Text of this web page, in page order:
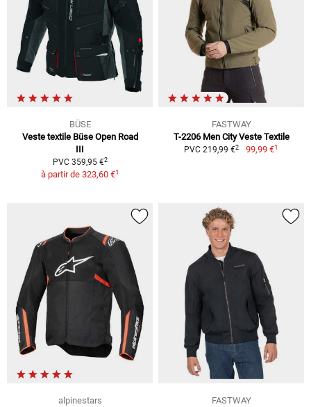
BÜSE
Veste textile Büse Open Road
III
PVC 359,95 €2
à partir de 323,60 €1
FASTWAY
T-2206 Men City Veste Textile
PVC 219,99 €2 99,99 €1
alpinestars
FASTWAY